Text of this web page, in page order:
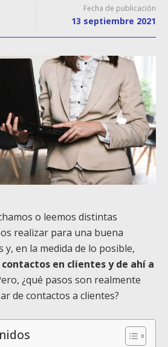
Fecha de publicación
13 septiembre 2021
o leemos distintas
realizar para una buena
y, en la medida de lo posible,
en clientes y de ahí a
¿qué pasos son realmente
de contactos a clientes?